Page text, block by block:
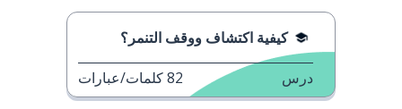
كيفية اكتشاف ووقف التنمر؟
درس 82كلمات/عبارات